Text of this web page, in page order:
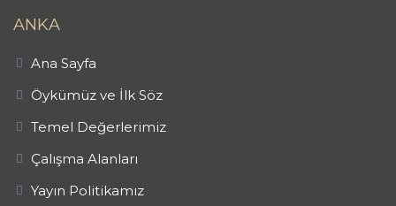
ANKA
Ana Sayfa
Öykümüz ve İlk Söz
Temel Değerlerimiz
Çalışma Alanları
Yayın Politikamız